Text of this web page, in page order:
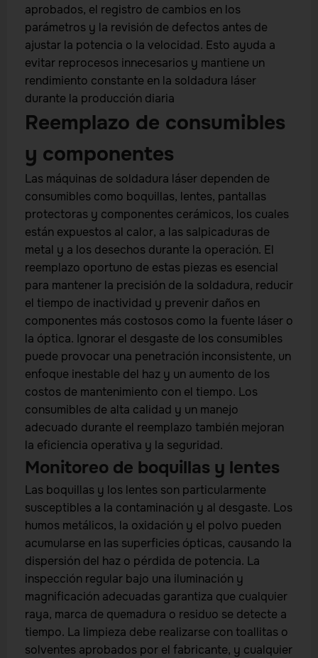
aprobados, el registro de cambios en los
parámetros y la revisión de defectos antes de
ajustar la potencia o la velocidad. Esto ayuda a
evitar reprocesos innecesarios y mantiene un
rendimiento constante en la soldadura láser
durante la producción diaria
Reemplazo de consumibles
y componentes
Las máquinas de soldadura láser dependen de
consumibles como boquillas, lentes, pantallas
protectoras y componentes cerámicos, los cuales
están expuestos al calor, a las salpicaduras de
metal y a los desechos durante la operación. El
reemplazo oportuno de estas piezas es esencial
para mantener la precisión de la soldadura, reducir
el tiempo de inactividad y prevenir daños en
componentes más costosos como la fuente láser o
la óptica. Ignorar el desgaste de los consumibles
puede provocar una penetración inconsistente, un
enfoque inestable del haz y un aumento de los
costos de mantenimiento con el tiempo. Los
consumibles de alta calidad y un manejo
adecuado durante el reemplazo también mejoran
la eficiencia operativa y la seguridad.
Monitoreo de boquillas y lentes
Las boquillas y los lentes son particularmente
susceptibles a la contaminación y al desgaste. Los
humos metálicos, la oxidación y el polvo pueden
acumularse en las superficies ópticas, causando la
dispersión del haz o pérdida de potencia. La
inspección regular bajo una iluminación y
magnificación adecuadas garantiza que cualquier
raya, marca de quemadura o residuo se detecte a
tiempo. La limpieza debe realizarse con toallitas o
solventes aprobados por el fabricante, y cualquier